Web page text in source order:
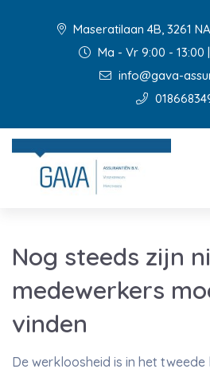
Maseratilaan 4B, 3261
Ma - Vr 9:00 - 13:00
info@gava-
Nog steeds zijn
medewerkers
vinden
De werkloosheid is in het